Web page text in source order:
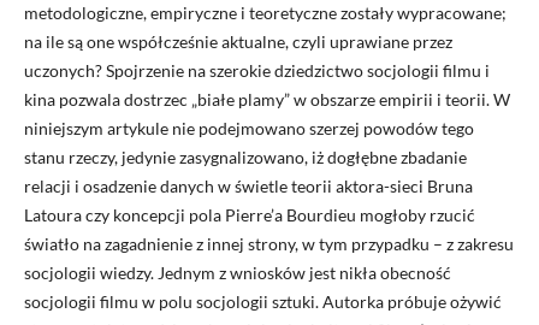
metodologiczne, empiryczne i teoretyczne zostały wypracowane;
na ile są one współcześnie aktualne, czyli uprawiane przez
uczonych? Spojrzenie na szerokie dziedzictwo socjologii filmu i
kina pozwala dostrzec „białe plamy” w obszarze empirii i teorii. W
niniejszym artykule nie podejmowano szerzej powodów tego
stanu rzeczy, jedynie zasygnalizowano, iż dogłębne zbadanie
relacji i osadzenie danych w świetle teorii aktora-sieci Bruna
Latoura czy koncepcji pola Pierre’a Bourdieu mogłoby rzucić
światło na zagadnienie z innej strony, w tym przypadku – z zakresu
socjologii wiedzy. Jednym z wniosków jest nikła obecność
socjologii filmu w polu socjologii sztuki. Autorka próbuje ożywić